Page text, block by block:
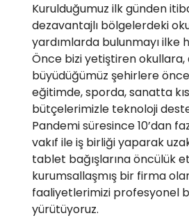
Kurulduğumuz ilk günden
dezavantajlı bölgelerdeki
yardımlarda bulunmayı ilke
Önce bizi yetiştiren okullara,
büyüdüğümüz şehirlere
eğitimde, sporda, sanatta
bütçelerimizle teknoloji
Pandemi süresince 10’dan
vakıf ile iş birliği yaparak
tablet bağışlarına öncülük
kurumsallaşmış bir firma
faaliyetlerimizi profesyonel
yürütüyoruz.